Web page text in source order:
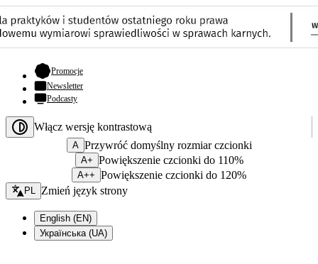
Promocje- otwiera się w nowej karcie
Newsletter
Podcasty
Włącz wersję kontrastową
A Przywróć domyślny rozmiar czcionki
A+ Powiększenie czcionki do 110%
A++ Powiększenie czcionki do 120%
Zmień język - bieżący:
PL Zmień język strony
English (EN)
Українська (UA)